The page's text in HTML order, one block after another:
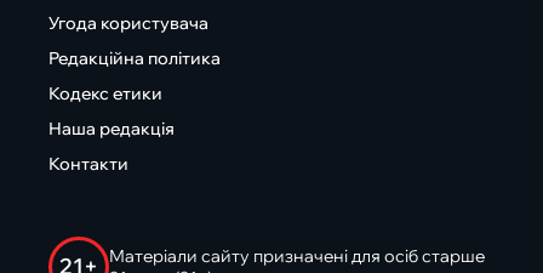
Угода користувача
Редакційна політика
Кодекс етики
Наша редакція
Контакти
21+
Матеріали сайту призначені для осіб старше